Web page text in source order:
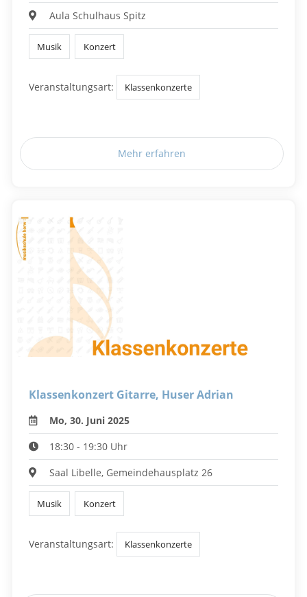
Aula Schulhaus Spitz
Musik Konzert
Veranstaltungsart: Klassenkonzerte
Mehr erfahren
Klassenkonzert Gitarre, Huser Adrian
Mo, 30. Juni 2025
18:30 - 19:30 Uhr
Saal Libelle, Gemeindehausplatz 26
Musik Konzert
Veranstaltungsart: Klassenkonzerte